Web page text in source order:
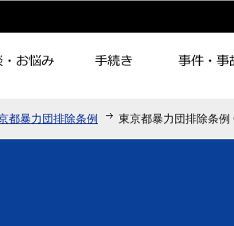
へ移動
都暴力団排除条例 東京都暴力団排除条例